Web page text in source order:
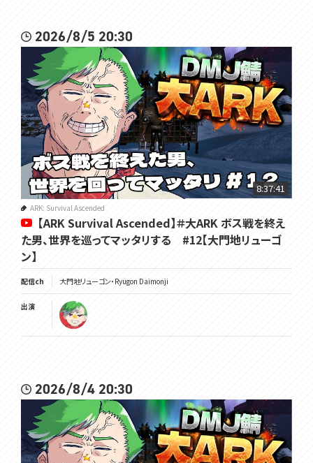
2026/8/5 20:30
8:37:41
ARK: Survival Ascended
【ARK Survival Ascended】＃大ARK ボス戦を終え
た男、世界を巡ってマッタリする #12【大門地リューゴ
ン】
配信ch 大門地リューゴン・Ryugon Daimonji
出演
2026/8/4 20:30